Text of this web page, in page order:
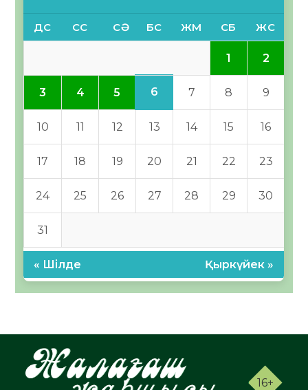
ДС СС СӘ БС ЖМ СБ ЖС
1 2
3 4 5 6 7 8 9
10 11 12 13 14 15 16
17 18 19 20 21 22 23
24 25 26 27 28 29 30
31
« Шілде Қыркүйек »
16+